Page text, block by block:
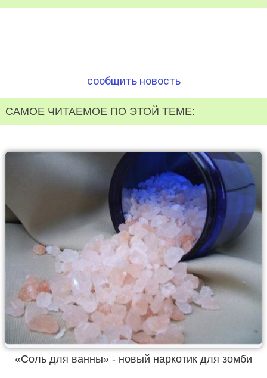
сообщить новость
САМОЕ ЧИТАЕМОЕ ПО ЭТОЙ ТЕМЕ:
«Соль для ванны» - новый наркотик для зомби